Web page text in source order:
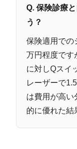
Q. 保険診療
う？
保険適用での
万円程度です
に対しQスイ
レーザーで
は費用が高い
的に優れた結